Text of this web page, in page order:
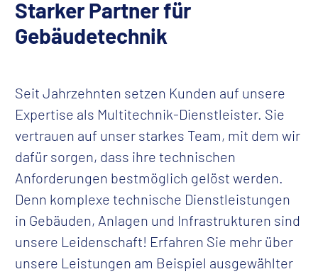
Starker Partner für
Gebäudetechnik
Seit Jahrzehnten setzen Kunden auf unsere
Expertise als Multitechnik-Dienstleister. Sie
vertrauen auf unser starkes Team, mit dem wir
dafür sorgen, dass ihre technischen
Anforderungen bestmöglich gelöst werden.
Denn komplexe technische Dienstleistungen
in Gebäuden, Anlagen und Infrastrukturen sind
unsere Leidenschaft! Erfahren Sie mehr über
unsere Leistungen am Beispiel ausgewählter